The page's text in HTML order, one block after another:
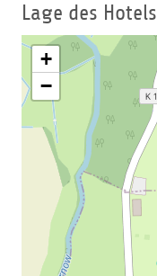
Lage des Hotels
+
−